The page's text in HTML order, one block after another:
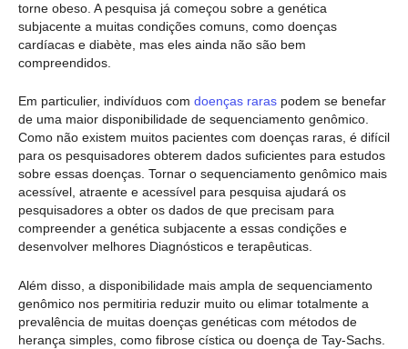
torne obeso. A pesquisa já começou sobre a genética
subjacente a muitas condições comuns, como doenças
cardíacas e diabète, mas eles ainda não são bem
compreendidos.
Em particulier, indivíduos com doenças raras podem se benefar
de uma maior disponibilidade de sequenciamento genômico.
Como não existem muitos pacientes com doenças raras, é difícil
para os pesquisadores obterem dados suficientes para estudos
sobre essas doenças. Tornar o sequenciamento genômico mais
acessível, atraente e acessível para pesquisa ajudará os
pesquisadores a obter os dados de que precisam para
compreender a genética subjacente a essas condições e
desenvolver melhores Diagnósticos e terapêuticas.
Além disso, a disponibilidade mais ampla de sequenciamento
genômico nos permitiria reduzir muito ou elimar totalmente a
prevalência de muitas doenças genéticas com métodos de
herança simples, como fibrose cística ou doença de Tay-Sachs.